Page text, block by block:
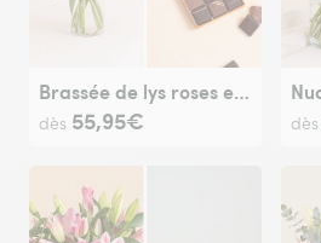
Brassée de lys roses et ses chocolats
dès 55,95€ dès